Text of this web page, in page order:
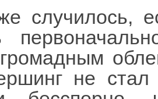
случилось,
не стал